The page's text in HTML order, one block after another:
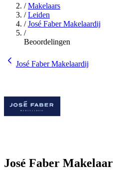
/Makelaars
/Leiden
/José Faber Makelaardij
/
Beoordelingen
José Faber Makelaardij
José Faber